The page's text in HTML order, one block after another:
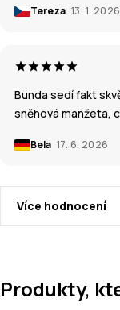
Tereza 13. 1. 2026
Bunda sedí fakt
sněhová manžeta,
Bela 17. 6. 2026
Více hodnocení
Produkty,